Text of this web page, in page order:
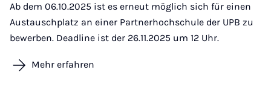
Ab dem 06.10.2025 ist es erneut möglich sich für einen
Austauschplatz an einer Partnerhochschule der UPB zu
bewerben. Deadline ist der 26.11.2025 um 12 Uhr.
Mehr erfahren